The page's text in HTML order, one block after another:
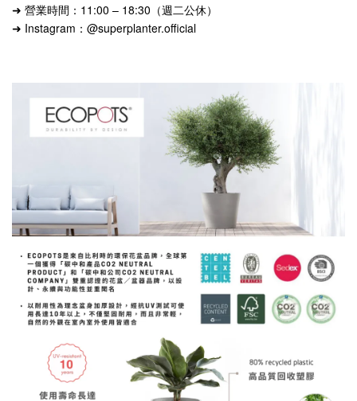
➜ 營業時間：11:00 – 18:30（週二公休）
➜ Instagram：@superplanter.official